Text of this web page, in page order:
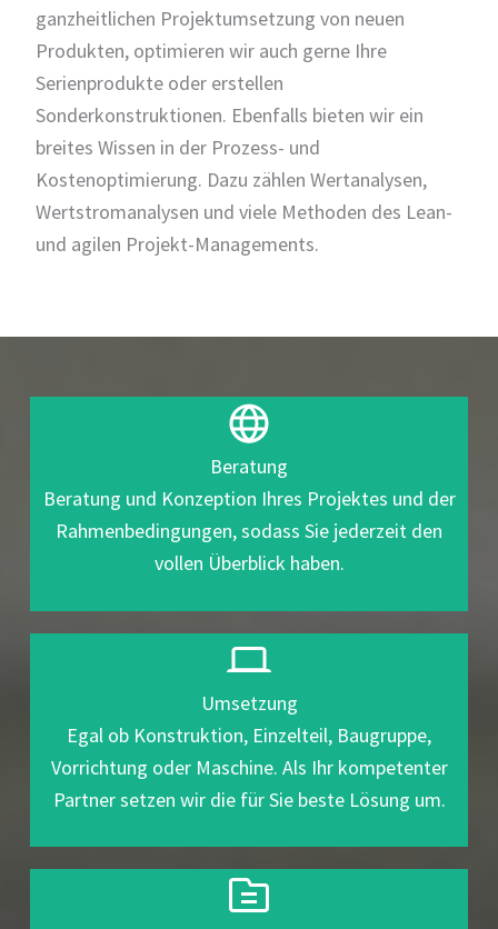
ganzheitlichen Projektumsetzung von neuen
Produkten, optimieren wir auch gerne Ihre
Serienprodukte oder erstellen
Sonderkonstruktionen. Ebenfalls bieten wir ein
breites Wissen in der Prozess- und
Kostenoptimierung. Dazu zählen Wertanalysen,
Wertstromanalysen und viele Methoden des Lean-
und agilen Projekt-Managements.
Beratung
Beratung und Konzeption Ihres Projektes und der
Rahmenbedingungen, sodass Sie jederzeit den
vollen Überblick haben.
Umsetzung
Egal ob Konstruktion, Einzelteil, Baugruppe,
Vorrichtung oder Maschine. Als Ihr kompetenter
Partner setzen wir die für Sie beste Lösung um.